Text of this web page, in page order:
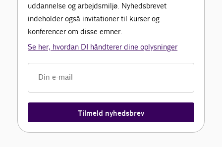
uddannelse og arbejdsmiljø. Nyhedsbrevet
indeholder også invitationer til kurser og
konferencer om disse emner.
Se her, hvordan DI håndterer dine oplysninger
Tilmeld nyhedsbrev